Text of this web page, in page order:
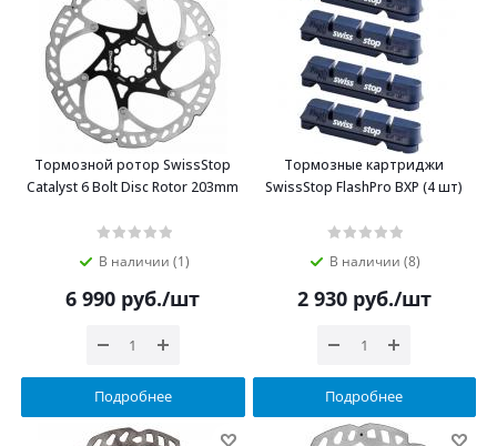
Тормозной ротор SwissStop
Catalyst 6 Bolt Disc Rotor 203mm
В наличии (1)
6 990 руб./шт
Подробнее
Тормозные картриджи
SwissStop FlashPro BXP (4 шт)
В наличии (8)
2 930руб./шт
Подробнее